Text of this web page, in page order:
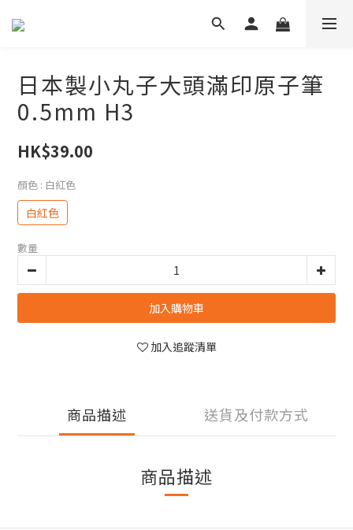
日本製小丸子大頭滿印原子筆
0.5mm H3
HK$39.00
顏色 : 白紅色
白紅色
數量
加入購物車
加入追蹤清單
商品描述 送貨及付款方式
商品描述